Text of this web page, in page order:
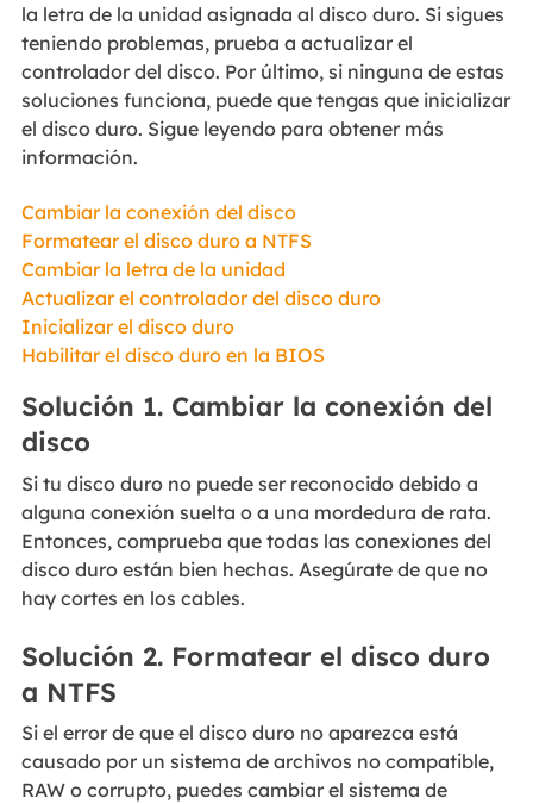
la letra de la unidad asignada al disco duro. Si sigues
teniendo problemas, prueba a actualizar el
controlador del disco. Por último, si ninguna de estas
soluciones funciona, puede que tengas que inicializar
el disco duro. Sigue leyendo para obtener más
información.
Cambiar la conexión del disco
Formatear el disco duro a NTFS
Cambiar la letra de la unidad
Actualizar el controlador del disco duro
Inicializar el disco duro
Habilitar el disco duro en la BIOS
Solución 1. Cambiar la conexión del
disco
Si tu disco duro no puede ser reconocido debido a
alguna conexión suelta o a una mordedura de rata.
Entonces, comprueba que todas las conexiones del
disco duro están bien hechas. Asegúrate de que no
hay cortes en los cables.
Solución 2. Formatear el disco duro
a NTFS
Si el error de que el disco duro no aparezca está
causado por un sistema de archivos no compatible,
RAW o corrupto, puedes cambiar el sistema de